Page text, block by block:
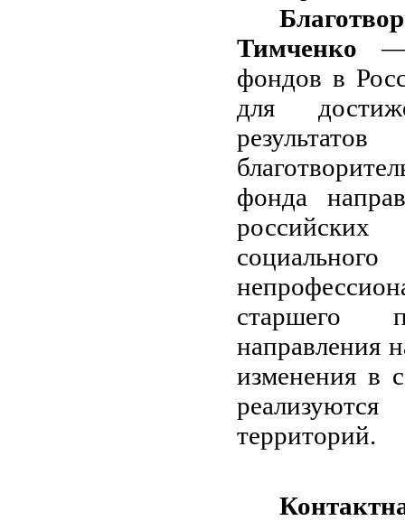
Тимченко —
фондов в
для
фонда
старшего
направления
изменения в
территорий.